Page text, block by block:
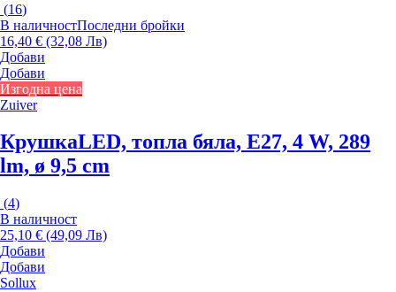
(16)
В наличностПоследни бройки
16,40 € (32,08 Лв)
Добави
Добави
Изгодна цена
Zuiver
КрушкаLED, топла бяла, E27, 4 W, 289
lm, ø 9,5 cm
(4)
В наличност
25,10 € (49,09 Лв)
Добави
Добави
Sollux